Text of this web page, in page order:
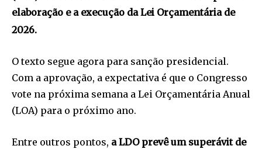
elaboração e a execução da Lei Orçamentária de
2026.
O texto segue agora para sanção presidencial.
Com a aprovação, a expectativa é que o Congresso
vote na próxima semana a Lei Orçamentária Anual
(LOA) para o próximo ano.
Entre outros pontos, a LDO prevê um superávit de